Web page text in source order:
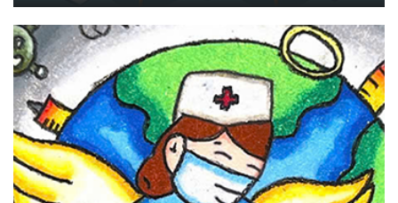
Nghiên cứu Phát triển Xã
hội_ISDS)